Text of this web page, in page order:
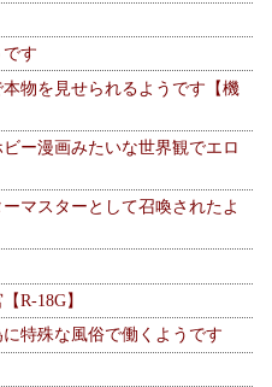
す
物を見せられるようです【機
ビー漫画みたいな世界観でエロ
マスターとして召喚されたよ
R-18G】
に特殊な風俗で働くようです